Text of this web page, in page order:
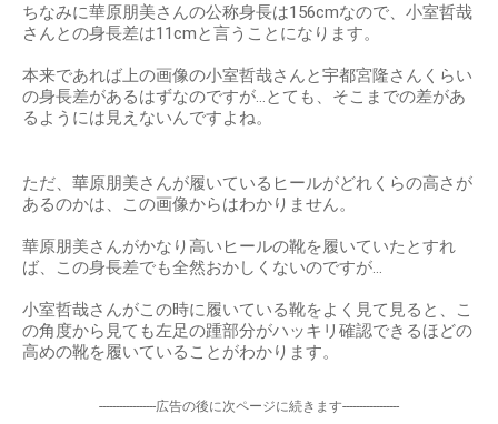
ちなみに華原朋美さんの公称身長は156cmなので、小室哲哉
さんとの身長差は11cmと言うことになります。
本来であれば上の画像の小室哲哉さんと宇都宮隆さんくらい
の身長差があるはずなのですが…とても、そこまでの差があ
るようには見えないんですよね。
ただ、華原朋美さんが履いているヒールがどれくらの高さが
あるのかは、この画像からはわかりません。
華原朋美さんがかなり高いヒールの靴を履いていたとすれ
ば、この身長差でも全然おかしくないのですが…
小室哲哉さんがこの時に履いている靴をよく見て見ると、こ
の角度から見ても左足の踵部分がハッキリ確認できるほどの
高めの靴を履いていることがわかります。
-----------------広告の後に次ページに続きます-----------------